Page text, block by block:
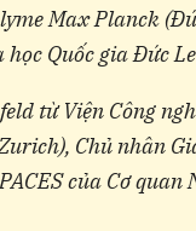
Max Planck
Quốc gia Đức
từ Viện Công
Chủ nhân
của Cơ quan